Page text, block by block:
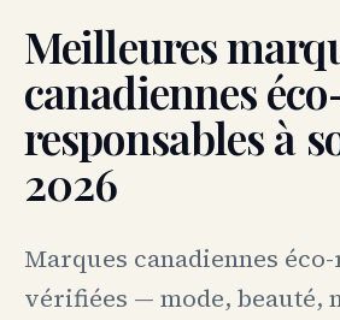
Meilleures
canadiennes
responsables à
2026
Marques canadiennes
vérifiées — mode, beauté,